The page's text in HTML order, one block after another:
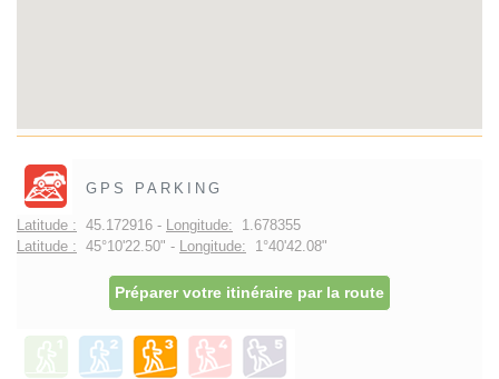
GPS PARKING
Latitude : 45.172916 - Longitude: 1.678355
Latitude : 45°10'22.50" - Longitude: 1°40'42.08"
Préparer votre itinéraire par la route